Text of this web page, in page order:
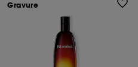
Gravure